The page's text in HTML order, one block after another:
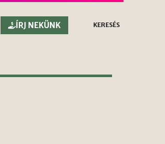
ÍRJ NEKÜNK
KERESÉS